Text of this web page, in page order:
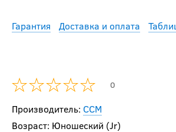
Гарантия Доставка и оплата
0
Производитель: CCM
Возраст: Юношеский (Jr)